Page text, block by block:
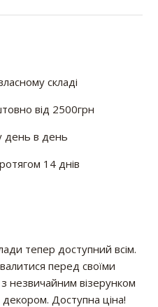
складі
від 2500грн
день в день
14 днів
тепер доступний всім.
перед своїми
незвичайним візерунком
Доступна ціна!